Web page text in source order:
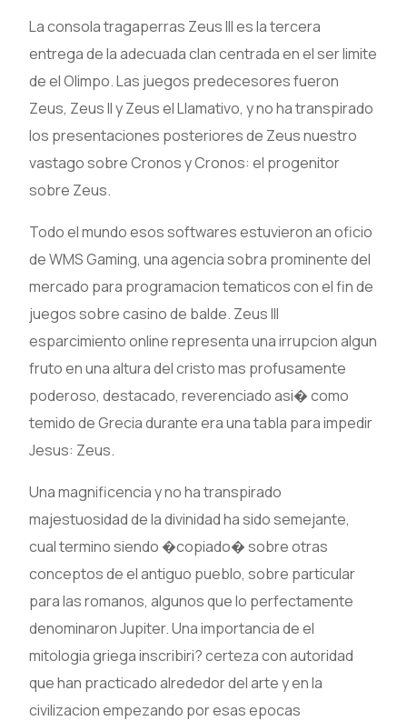
La consola tragaperras Zeus III es la tercera
entrega de la adecuada clan centrada en el ser limite
de el Olimpo. Las juegos predecesores fueron
Zeus, Zeus II y Zeus el Llamativo, y no ha transpirado
los presentaciones posteriores de Zeus nuestro
vastago sobre Cronos y Cronos: el progenitor
sobre Zeus.
Todo el mundo esos softwares estuvieron an oficio
de WMS Gaming, una agencia sobra prominente del
mercado para programacion tematicos con el fin de
juegos sobre casino de balde. Zeus III
esparcimiento online representa una irrupcion algun
fruto en una altura del cristo mas profusamente
poderoso, destacado, reverenciado asi� como
temido de Grecia durante era una tabla para impedir
Jesus: Zeus.
Una magnificencia y no ha transpirado
majestuosidad de la divinidad ha sido semejante,
cual termino siendo �copiado� sobre otras
conceptos de el antiguo pueblo, sobre particular
para las romanos, algunos que lo perfectamente
denominaron Jupiter. Una importancia de el
mitologia griega inscribiri? certeza con autoridad
que han practicado alrededor del arte y en la
civilizacion empezando por esas epocas